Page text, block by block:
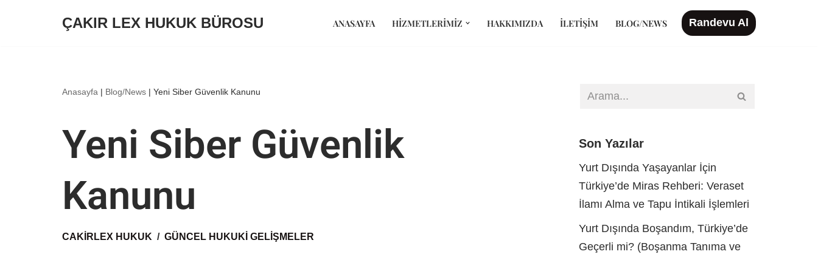
ÇAKIR LEX HUKUK BÜROSU ANASAYFA HIZMETLERIMIZ HAKKIMIZDA İLETIŞIM BLOG/NEWS Randevu Al
Anasayfa | Blog/News | Yeni Siber Güvenlik Kanunu
Yeni Siber Güvenlik
Kanunu
CAKIRLEX HUKUK GÜNCEL HUKUKI GELIŞMELER
Son Yazılar
Yurt Dışında Yaşayanlar İçin
Türkiye’de Miras Rehberi: Veraset
İlamı Alma ve Tapu İntikali İşlemleri
Yurt Dışında Boşandım, Türkiye’de
Geçerli mi? (Boşanma Tanıma ve